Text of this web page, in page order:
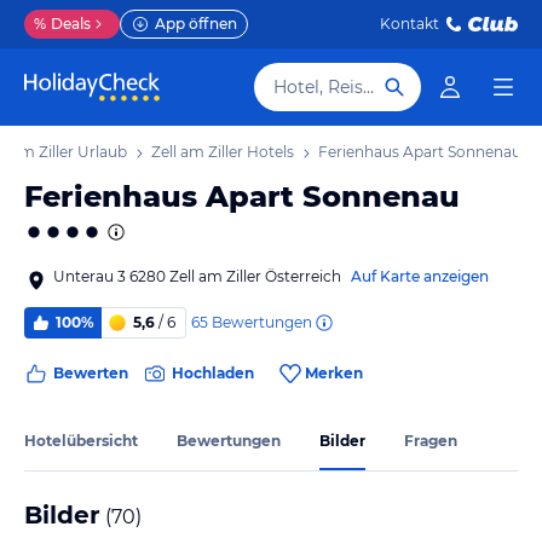
% Deals App öffnen Kontakt
Hotel, Reiseziel
am Ziller Urlaub Zell am Ziller Hotels Ferienhaus Apart Sonnenau
Ferienhaus Apart Sonnenau
Unterau 3 6280 Zell am Ziller Österreich Auf Karte anzeigen
100% 5,6 / 6 65 Bewertungen
Bewerten Hochladen Merken
Hotelübersicht Bewertungen Bilder Fragen
Bilder (70)